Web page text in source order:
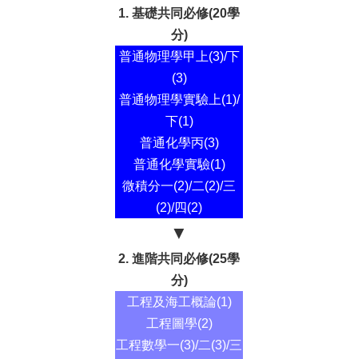
1. 基礎共同必修(20學
分)
普通物理學甲上(3)/下
(3)
普通物理學實驗上(1)/
下(1)
普通化學丙(3)
普通化學實驗(1)
微積分一(2)/二(2)/三
(2)/四(2)
▼
2. 進階共同必修(25學
分)
工程及海工概論(1)
工程圖學(2)
工程數學一(3)/二(3)/三